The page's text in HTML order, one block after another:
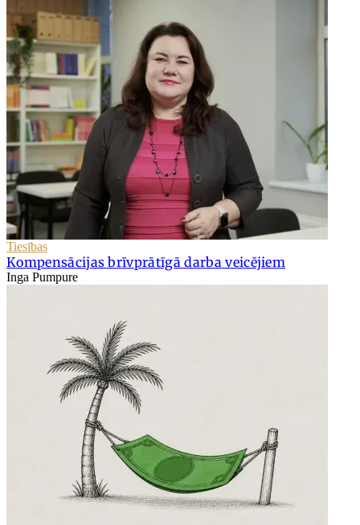
Tiesības
Kompensācijas brīvprātīgā darba veicējiem
Inga Pumpure